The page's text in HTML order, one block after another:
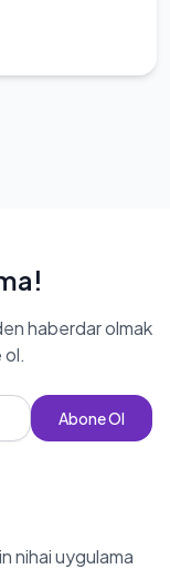
haberdar olmak
ol.
Abone Ol
nihai uygulama